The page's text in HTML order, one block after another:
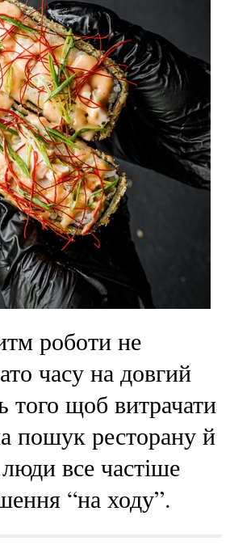
роботи не
часу на довгий
того щоб витрачати
пошук ресторану й
все частіше
“на ходу”.